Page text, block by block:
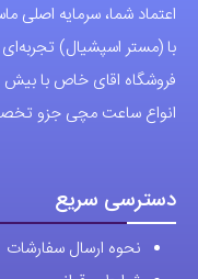
اعتماد شما، سرمایه اصلی
با (مستر اسپشیال) تجربه‌ای
انواع ساعت مچی جزو
دسترسی سریع
نحوه ارسال سفارشات